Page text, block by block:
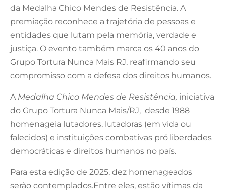
da Medalha Chico Mendes de Resistência. A
premiação reconhece a trajetória de pessoas e
entidades que lutam pela memória, verdade e
justiça. O evento também marca os 40 anos do
Grupo Tortura Nunca Mais RJ, reafirmando seu
compromisso com a defesa dos direitos humanos.
A Medalha Chico Mendes de Resistência, iniciativa
do Grupo Tortura Nunca Mais/RJ, desde 1988
homenageia lutadores, lutadoras (em vida ou
falecidos) e instituições combativas pró liberdades
democráticas e direitos humanos no país.
Para esta edição de 2025, dez homenageados
serão contemplados.Entre eles, estão vítimas da